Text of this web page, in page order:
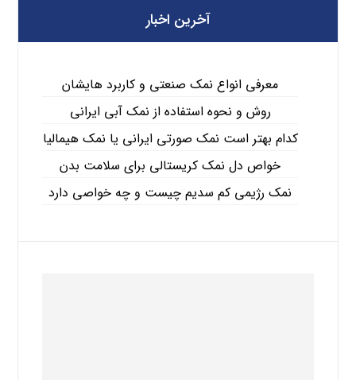
آخرین اخبار
معرفی انواع نمک صنعتی و کاربرد هایشان
روش و نحوه استفاده از نمک آبی ایرانی
کدام بهتر است نمک صورتی ایرانی یا نمک هیمالیا
خواص دل نمک کریستالی برای سلامت بدن
نمک رژیمی کم سدیم چیست و چه خواصی دارد